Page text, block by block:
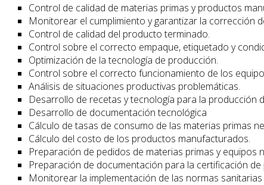
Control de calidad de materias primas y productos
Monitorear el cumplimiento y garantizar la corrección
Control de calidad del producto terminado.
Control sobre el correcto empaque, etiquetado y
Optimización de la tecnología de producción.
Control sobre el correcto funcionamiento de los
Análisis de situaciones productivas problemáticas.
Desarrollo de recetas y tecnología para la producción
Desarrollo de documentación tecnológica
Cálculo de tasas de consumo de las materias primas
Cálculo del costo de los productos manufacturados.
Preparación de pedidos de materias primas y equipos
Preparación de documentación para la certificación
Monitorear la implementación de las normas